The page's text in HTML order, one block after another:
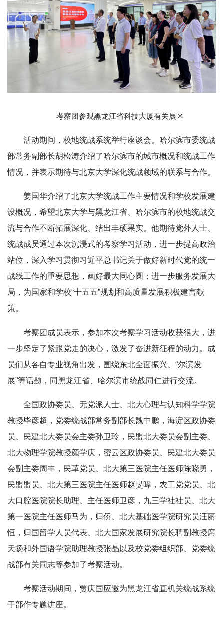
考察团参观黑龙江省科技大厦有关展区
活动期间，校地统战系统举行座谈会。哈尔滨市委统战
部常务副部长胡松涛介绍了哈尔滨市的城市概况和统战工作
情况，并表示期待与北京大学深化统战领域的联系与合作。
姜国华介绍了北京大学统战工作主要情况和学校发展建
设概况，希望北京大学与黑龙江省、哈尔滨市的校地统战交
流与合作不断拓展深化、结出丰硕果实。他期待党外人士、
统战成员通过本次沉浸式的考察学习活动，进一步提高政治
站位，深入学习贯彻习近平总书记关于做好新时代党的统一
战线工作的重要思想，画好最大同心圆；进一步服务发展大
局，为国家和学校“十五五”规划和高质量发展积极建言献
策。
考察团成员表示，参加本次考察学习活动收获很大，进
一步坚定了紧跟党走的决心，激发了奋进新征程的动力。成
员们从各自专业视角出发，围绕东北全面振兴、“尔滨发
展”等话题，同黑龙江省、哈尔滨市统战同仁进行交流。
全国政协委员、无党派人士、北大心理与认知科学学院
教授毕彦超，党委统战部常务副部长魏中鹏，海淀区政协委
员、民建北大委员会主委孙卫玲，民盟北大委员会副主委、
北大物理学院教授颜学庆，密云区政协委员、民建北大委员
会副主委周丰，民革党员、北大第三医院主任医师陈晓勇，
民盟盟员、北大第三医院主任医师赵旻暐，农工党党员、北
大口腔医院院长助理、主任医师卫彦，九三学社社员、北大
第一医院主任医师马为，归侨、北大基础医学院研究员汪丽
恒，归国留学人员代表、北大国家发展研究院长聘副教授席
天扬和外国语学院助理教授张晶以及校党委组织部、党委统
战部有关同志等参加了考察活动。
考察活动期间，贾庆国应邀为黑龙江省直机关统战系统
干部作专题讲座。